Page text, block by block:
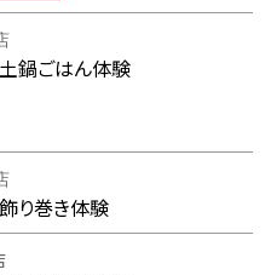
鍋ごはん体験
り巻き体験